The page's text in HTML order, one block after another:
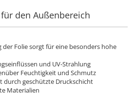
den Außenbereich
der Folie sorgt für eine besonders hohe
und UV-Strahlung
Feuchtigkeit und Schmutz
durch geschützte Druckschicht
Materialien